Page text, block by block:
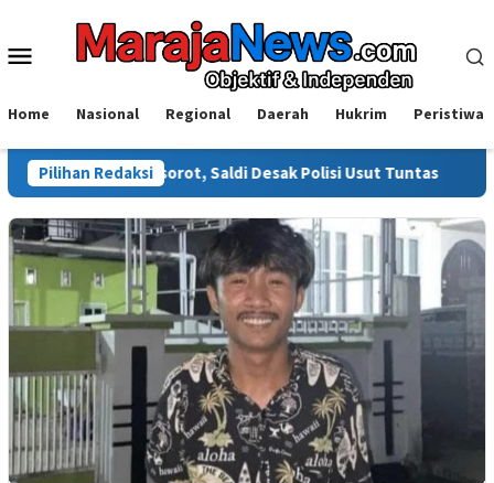
konten
Menu
Home Nasional Regional Daerah Hukrim Peristiwa
Pilihan Redaksi
Disorot, Saldi Desak Polisi Usut Tuntas Warga